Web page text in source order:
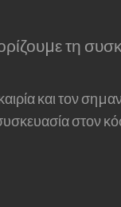
τη
και τον
στον